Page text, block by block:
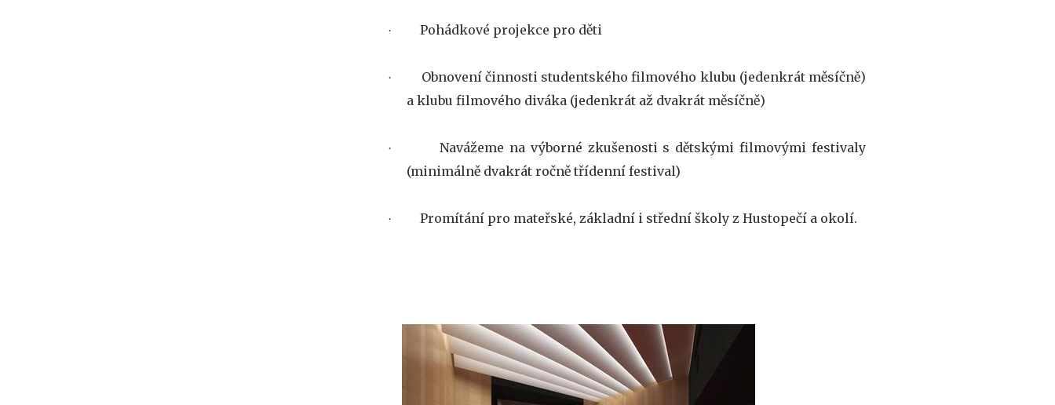
· Pohádkové projekce pro děti
·
Obnovení činnosti studentského filmového klubu (jedenkrát měsíčně)
a klubu filmového diváka (jedenkrát až dvakrát měsíčně)
·
Navážeme na výborné zkušenosti s dětskými filmovými festivaly
(minimálně dvakrát ročně třídenní festival)
· Promítání pro mateřské, základní i střední školy z Hustopečí a okolí.